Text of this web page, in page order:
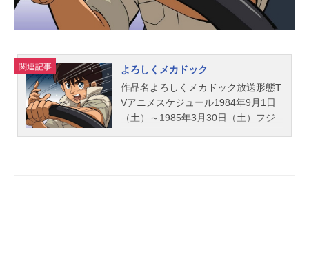
関連記事
よろしくメカドック
作品名よろしくメカドック放送形態T
Vアニメスケジュール1984年9月1日
（土）～1985年3月30日（土）フジ